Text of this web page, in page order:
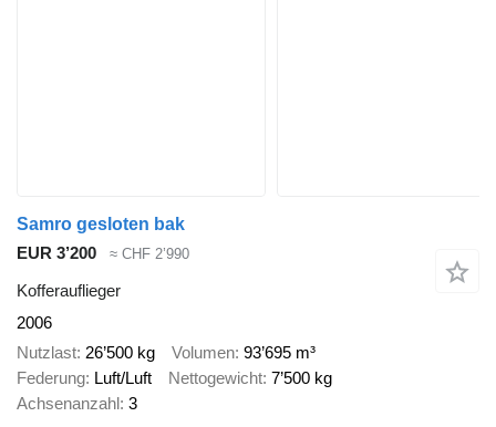
Samro gesloten bak
EUR 3’200
≈ CHF 2’990
Kofferauflieger
2006
Nutzlast 26’500 kg Volumen 93’695 m³
Federung Luft/Luft Nettogewicht 7’500 kg
Achsenanzahl 3